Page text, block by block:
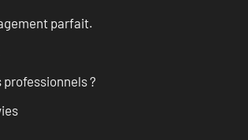
parfait.
?